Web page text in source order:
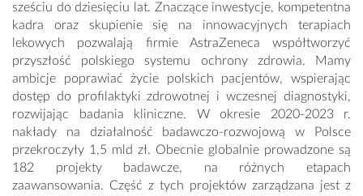
sześciu do dziesięciu lat. Znaczące inwestycje, kompetentna
kadra oraz skupienie się na innowacyjnych terapiach
lekowych pozwalają firmie AstraZeneca współtworzyć
przyszłość polskiego systemu ochrony zdrowia. Mamy
ambicje poprawiać życie polskich pacjentów, wspierając
dostęp do profilaktyki zdrowotnej i wczesnej diagnostyki,
rozwijając badania kliniczne. W okresie 2020-2023 r.
nakłady na działalność badawczo-rozwojową w Polsce
przekroczyły 1,5 mld zł. Obecnie globalnie prowadzone są
182 projekty badawcze, na różnych etapach
zaawansowania. Część z tych projektów zarządzana jest z